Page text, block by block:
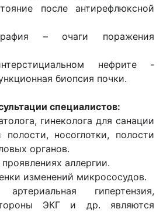
после антирефлюксной
– очаги поражения
нефрите -
биопсия почки.
специалистов:
гинеколога для санации
носоглотки, полости
органов.
аллергии.
изменений микрососудов.
гипертензия,
ЭКГ и др. являются